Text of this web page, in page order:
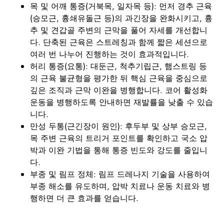
목 및 어깨 통증(거북목, 일자목 등): 먼저 경추 근육
(승모근, 흉쇄유돌근 등)의 과긴장을 완화시키고, 흉
추 및 견갑골 주변의 근막을 풀어 자세를 개선합니
다. 단축된 근육은 스트레칭과 함께 짧은 세션으로
여러 번 나누어 진행하는 것이 효과적입니다.
허리 통증(요통): 대둔근, 척추기립근, 햄스트링 등
의 근육 불균형을 평가한 뒤 핵심 근육을 중심으로
깊은 조직과 근막 이완을 병행합니다. 코어 활성화
운동을 병행하도록 안내하면 재발률을 낮출 수 있습
니다.
만성 두통(근긴장이 원인): 후두부 및 상부 승모근,
목 주변 근육의 트리거 포인트를 확인하고 국소 압
박과 이완 기법을 통해 통증 빈도와 강도를 줄입니
다.
부종 및 림프 정체: 림프 드레나지 기술을 사용하여
부종 해소를 유도하며, 압박 치료나 운동 치료와 병
행하면 더 큰 효과를 얻습니다.